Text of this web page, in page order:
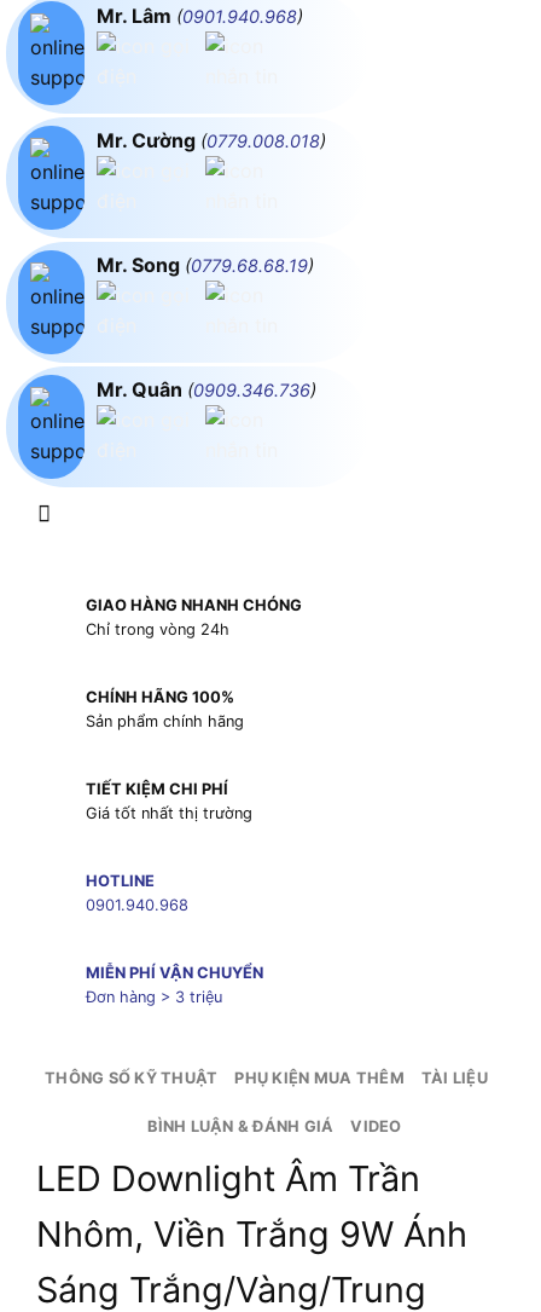
Mr. Lâm (0901.940.968)
Mr. Cường (0779.008.018)
Mr. Song (0779.68.68.19)
Mr. Quân (0909.346.736)
GIAO HÀNG NHANH CHÓNG
Chỉ trong vòng 24h
CHÍNH HÃNG 100%
Sản phẩm chính hãng
TIẾT KIỆM CHI PHÍ
Giá tốt nhất thị trường
HOTLINE
0901.940.968
MIỄN PHÍ VẬN CHUYỂN
Đơn hàng > 3 triệu
THÔNG SỐ KỸ THUẬT PHỤ KIỆN MUA THÊM TÀI LIỆU
BÌNH LUẬN & ĐÁNH GIÁ VIDEO
LED Downlight Âm Trần
Nhôm, Viền Trắng 9W Ánh
Sáng Trắng/Vàng/Trung